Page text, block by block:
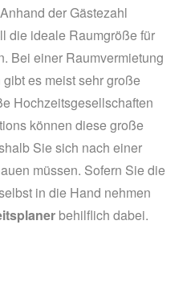
der Gästezahl
die ideale Raumgröße für
Bei einer Raumvermietung
es meist sehr große
Hochzeitsgesellschaften
können diese große
Sie sich nach einer
müssen. Sofern Sie die
in die Hand nehmen
behilflich dabei.